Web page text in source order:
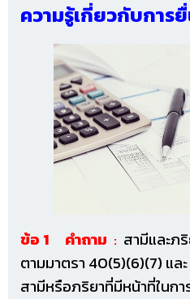
ความรู้เกี่ยวกับการ
ข้อ 1 คำถาม : สามีและภ
ตามมาตรา 40(5)(6)(7) แล
สามีหรือภริยาที่มีหน้าที่ในก